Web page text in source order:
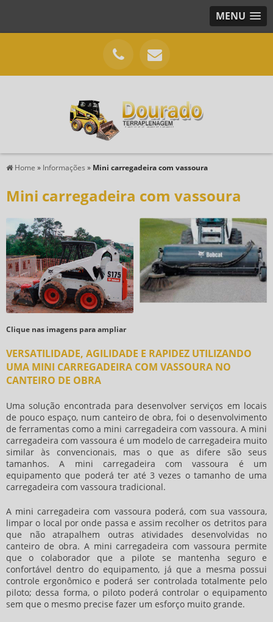
MENU
Home » Informações » Mini carregadeira com vassoura
Mini carregadeira com vassoura
Clique nas imagens para ampliar
VERSATILIDADE, AGILIDADE E RAPIDEZ UTILIZANDO
UMA MINI CARREGADEIRA COM VASSOURA NO
CANTEIRO DE OBRA
Uma solução encontrada para desenvolver serviços em locais
de pouco espaço, num canteiro de obra, foi o desenvolvimento
de ferramentas como a mini carregadeira com vassoura. A mini
carregadeira com vassoura é um modelo de carregadeira muito
similar às convencionais, mas o que as difere são seus
tamanhos. A mini carregadeira com vassoura é um
equipamento que poderá ter até 3 vezes o tamanho de uma
carregadeira com vassoura tradicional.
A mini carregadeira com vassoura poderá, com sua vassoura,
limpar o local por onde passa e assim recolher os detritos para
que não atrapalhem outras atividades desenvolvidas no
canteiro de obra. A mini carregadeira com vassoura permite
que o colaborador que a pilote se mantenha seguro e
confortável dentro do equipamento, já que a mesma possui
controle ergonômico e poderá ser controlada totalmente pelo
piloto; dessa forma, o piloto poderá controlar o equipamento
sem que o mesmo precise fazer um esforço muito grande.